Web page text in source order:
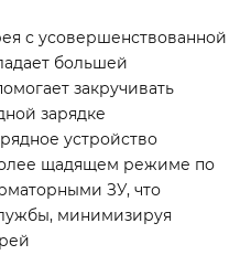
с усовершенствованной
большей
закручивать
зарядке
устройство
щадящем режиме по
ЗУ, что
минимизируя